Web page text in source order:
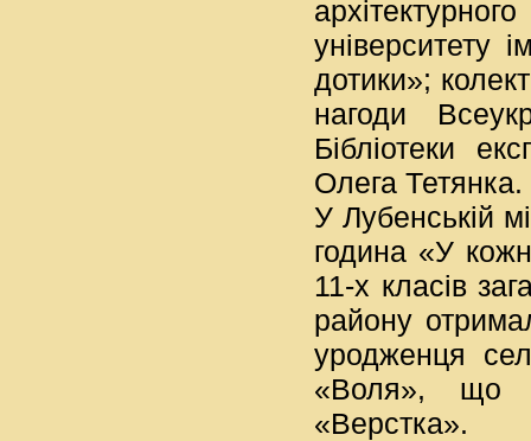
університету
дотики»;
нагоди
Бібліотеки
Олега Тетянка.
У Лубенській
година «У
11-х класів
району
уродженця
«Воля», що
«Верстка».